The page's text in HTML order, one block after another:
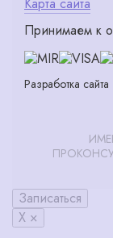
Карта сайта
Принимаем к
Разработка сайта
Записаться
X ×